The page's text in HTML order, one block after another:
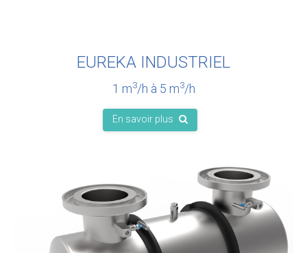
EUREKA INDUSTRIEL
1 m3/h à 5 m3/h
En savoir plus